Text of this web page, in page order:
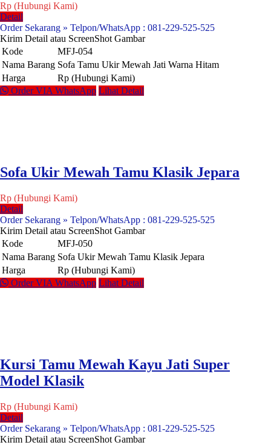
Rp (Hubungi Kami)
Detail
Order Sekarang » Telpon/WhatsApp : 081-229-525-525
Kirim Detail atau ScreenShot Gambar
Kode
MFJ-054
Nama Barang Sofa Tamu Ukir Mewah Jati Warna Hitam
Harga
Rp (Hubungi Kami)
Order VIA WhatsApp Lihat Detail
Sofa Ukir Mewah Tamu Klasik Jepara
Rp (Hubungi Kami)
Detail
Order Sekarang » Telpon/WhatsApp : 081-229-525-525
Kirim Detail atau ScreenShot Gambar
Kode
MFJ-050
Nama Barang Sofa Ukir Mewah Tamu Klasik Jepara
Harga
Rp (Hubungi Kami)
Order VIA WhatsApp Lihat Detail
Kursi Tamu Mewah Kayu Jati Super
Model Klasik
Rp (Hubungi Kami)
Detail
Order Sekarang » Telpon/WhatsApp : 081-229-525-525
Kirim Detail atau ScreenShot Gambar